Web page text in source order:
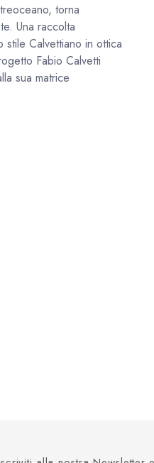
torna
Una raccolta
Calvettiano in ottica
Fabio Calvetti
sua matrice